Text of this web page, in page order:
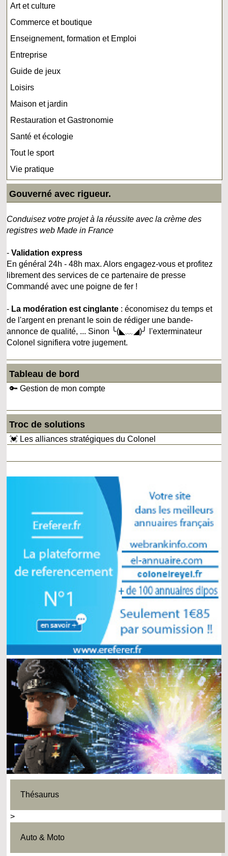
Art et culture
Commerce et boutique
Enseignement, formation et Emploi
Entreprise
Guide de jeux
Loisirs
Maison et jardin
Restauration et Gastronomie
Santé et écologie
Tout le sport
Vie pratique
Gouverné avec rigueur.
Conduisez votre projet à la réussite avec la crème des
registres web Made in France
-Validation express
En général 24h - 48h max. Alors engagez-vous et profitez
librement des services de ce partenaire de presse
Commandé avec une poigne de fer !
- La modération est cinglante : économisez du temps et
de l'argent en prenant le soin de rédiger une bande-
annonce de qualité, ... Sinon ╰(◣﹏◢)╯ l'exterminateur
Colonel signifiera votre jugement.
Tableau de bord
🔑 Gestion de mon compte
Troc de solutions
💓 Les alliances stratégiques du Colonel
Thésaurus
>
Auto & Moto